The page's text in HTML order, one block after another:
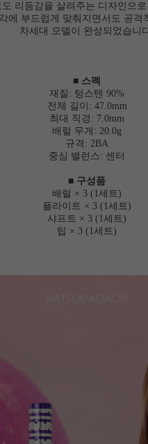
리듬감을 살려주는 디자인으
에 부드럽게 맞춰지면서도 공격
차세대 모델이 완성되었습니
■ 스펙
재질: 텅스텐 90%
전체 길이: 47.0mm
최대 직경: 7.0mm
배럴 무게: 20.0g
규격: 2BA
중심 밸런스: 센터
■ 구성품
배럴 × 3 (1세트)
플라이트 × 3 (1세트)
샤프트 × 3 (1세트)
팁 × 3 (1세트)